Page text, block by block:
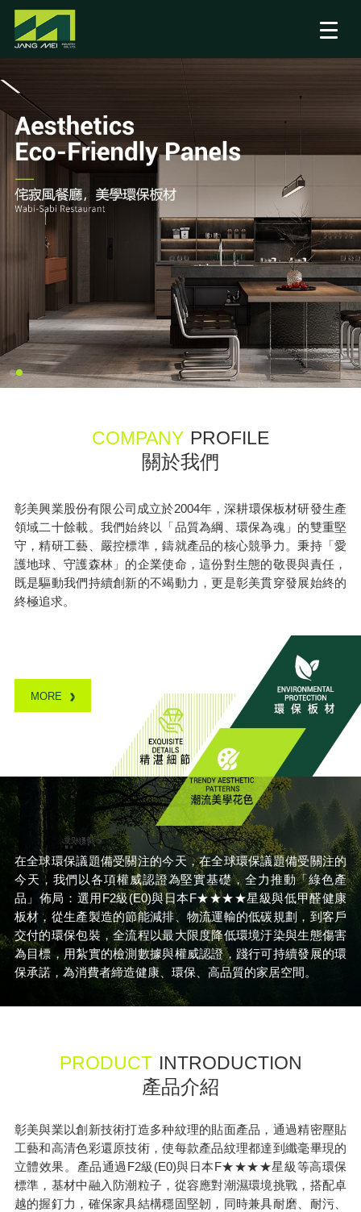
COMPANY PROFILE
關於我們
彰美興業股份有限公司成立於2004年，深耕環保板材研發生產
領域二十餘載。我們始終以「品質為綱、環保為魂」的雙重堅
守，精研工藝、嚴控標準，鑄就產品的核心競爭力。秉持「愛
護地球、守護森林」的企業使命，這份對生態的敬畏與責任，
既是驅動我們持續創新的不竭動力，更是彰美貫穿發展始終的
終極追求。
MORE
在全球環保議題備受關注的今天，在全球環保議題備受關注的
今天，我們以各項權威認證為堅實基礎，全力推動「綠色產
品」佈局：選用F2級(E0)與日本F★★★★星級與低甲醛健康
板材，從生產製造的節能減排、物流運輸的低碳規劃，到客戶
交付的環保包裝，全流程以最大限度降低環境汙染與生態傷害
為目標，用紮實的檢測數據與權威認證，踐行可持續發展的環
保承諾，為消費者締造健康、環保、高品質的家居空間。
PRODUCT INTRODUCTION
產品介紹
彰美與業以創新技術打造多种紋理的貼面產品，通過精密壓貼
工藝和高清色彩還原技術，使每款產品紋理都達到纖毫畢現的
立體效果。產品通過F2級(E0)與日本F★★★★星級等高環保
標準，基材中融入防潮粒子，從容應對潮濕環境挑戰，搭配卓
越的握釘力，確保家具結構穩固堅韌，同時兼具耐磨、耐污、